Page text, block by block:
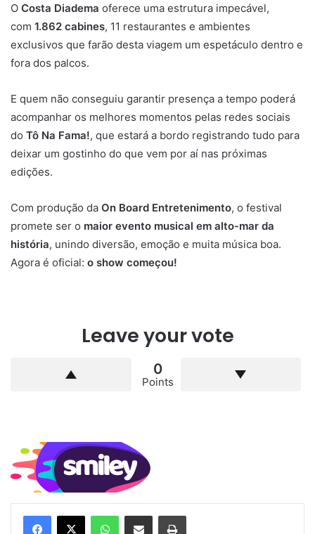
O Costa Diadema oferece uma estrutura impecável,
com 1.862 cabines, 11 restaurantes e ambientes
exclusivos que farão desta viagem um espetáculo dentro e
fora dos palcos.
E quem não conseguiu garantir presença a tempo poderá
acompanhar os melhores momentos pelas redes sociais
do Tô Na Fama!, que estará a bordo registrando tudo para
deixar um gostinho do que vem por aí nas próximas
edições.
Com produção da On Board Entretenimento, o festival
promete ser o maior evento musical em alto-mar da
história, unindo diversão, emoção e muita música boa.
Agora é oficial: o show começou!
Leave your vote
0
Points
WhatsApp
Compartilhar via e-mail Imprimir